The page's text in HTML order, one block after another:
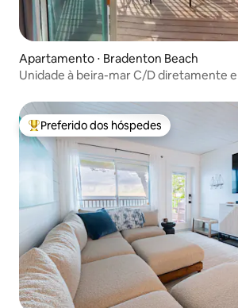
Apartamento ⋅ Bradenton Beach
Unidade à beira-mar C/D diretamente
Entre os melhores preferidos dos
Preferido dos hóspedes